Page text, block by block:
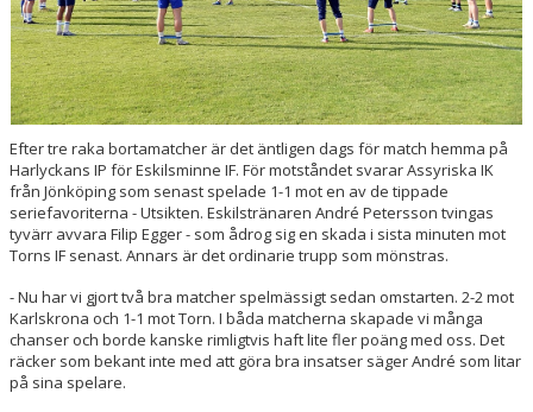
Efter tre raka bortamatcher är det äntligen dags för match hemma på
Harlyckans IP för Eskilsminne IF. För motståndet svarar Assyriska IK
från Jönköping som senast spelade 1-1 mot en av de tippade
seriefavoriterna - Utsikten. Eskilstränaren André Petersson tvingas
tyvärr avvara Filip Egger - som ådrog sig en skada i sista minuten mot
Torns IF senast. Annars är det ordinarie trupp som mönstras.
- Nu har vi gjort två bra matcher spelmässigt sedan omstarten. 2-2 mot
Karlskrona och 1-1 mot Torn. I båda matcherna skapade vi många
chanser och borde kanske rimligtvis haft lite fler poäng med oss. Det
räcker som bekant inte med att göra bra insatser säger André som litar
på sina spelare.